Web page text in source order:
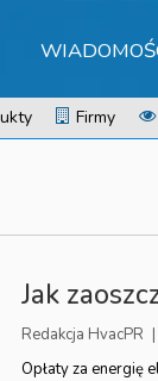
Firmy
Jak
Redakcja HvacPR
Opłaty za energię